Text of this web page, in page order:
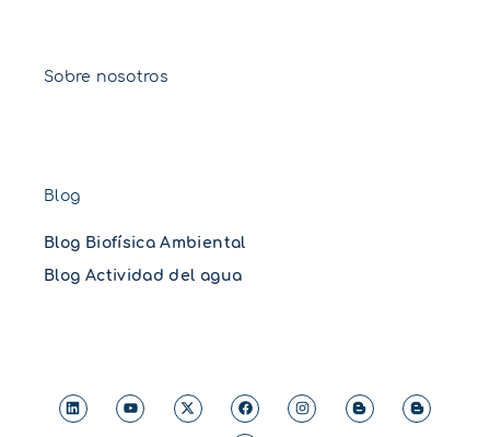
Sobre nosotros
Blog
Blog Biofísica Ambiental
Blog Actividad del agua